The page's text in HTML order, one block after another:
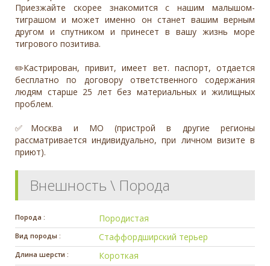
Приезжайте скорее знакомится с нашим малышом-
тиграшом и может именно он станет вашим верным
другом и спутником и принесет в вашу жизнь море
тигрового позитива.
✏️Кастрирован, привит, имеет вет. паспорт, отдается
бесплатно по договору ответственного содержания
людям старше 25 лет без материальных и жилищных
проблем.
✅Москва и МО (пристрой в другие регионы
рассматривается индивидуально, при личном визите в
приют).
Внешность \ Порода
Порода : Породистая
Вид породы : Стаффордширский терьер
Длина шерсти : Короткая